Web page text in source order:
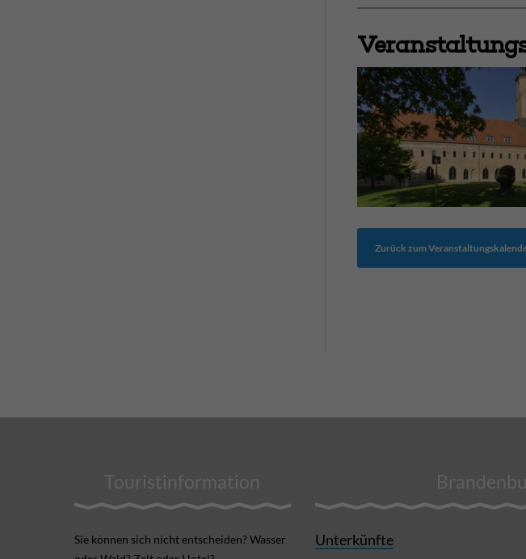
Zurück zum
Touristinformation
Sie können sich nicht ent­scheiden? Wasser
Unterkünfte